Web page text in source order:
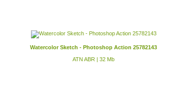
Watercolor Sketch - Photoshop Action 25782143
ATN ABR | 32 Mb